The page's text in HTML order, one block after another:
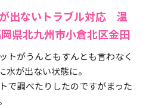
出ないトラブル対応 温
県北九州市小倉北区金田
トがうんともすんとも言わなく
水が出ない状態に。
で調べたりしたのですがまった